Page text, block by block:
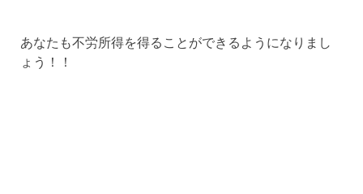
あなたも不労所得を得ることができるようになりまし
ょう！！